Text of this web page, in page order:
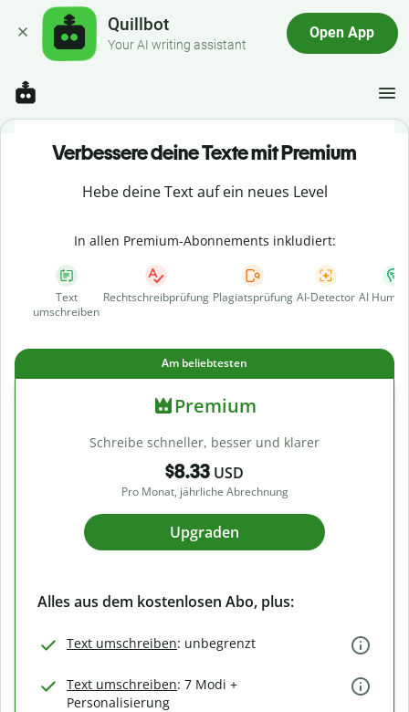
Quillbot
Your AI writing assistant
Open App
Verbessere deine Texte mit Premium
Hebe deine Text auf ein neues Level
In allen Premium-Abonnements inkludiert:
Text
umschreiben
Rechtschreibprüfung Plagiatsprüfung AI-Detector AI
Am beliebtesten
Premium
Schreibe schneller, besser und klarer
$8.33 USD
Pro Monat, jährliche Abrechnung
Upgraden
Alles aus dem kostenlosen Abo, plus:
Text umschreiben: unbegrenzt
Text umschreiben: 7 Modi +
Personalisierung